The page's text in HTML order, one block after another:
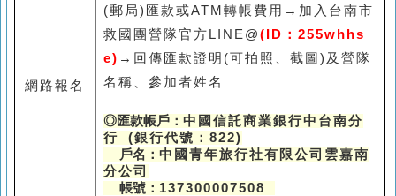
華路200-2號4樓 06-313-3459
D. 新營終身學習中心-臺南市新營區民
治路47號 06-633-1331
網路報名
(郵局)匯款或ATM轉帳費用→加入台南市
救國團營隊官方LINE@(ID：255whhs
e) →回傳匯款證明(可拍照、截圖)及營隊
名稱、參加者姓名
◎匯款帳戶： 中國信託商業銀行中台南分
行 (銀行代號：822)
戶名： 中國青年旅行社有限公司雲嘉南
分公司
帳號： 137300007508